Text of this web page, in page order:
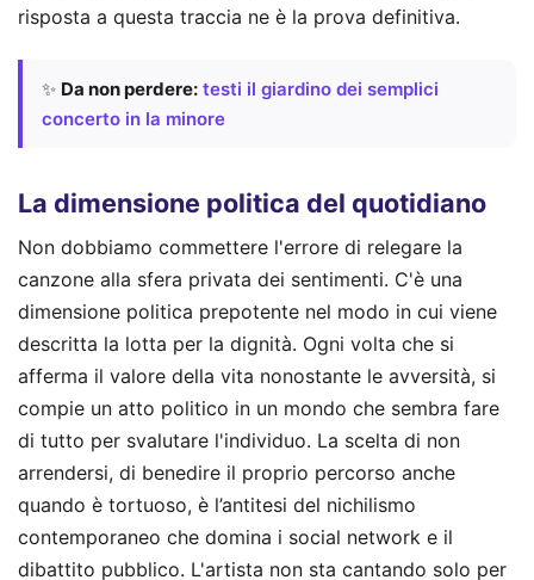
risposta a questa traccia ne è la prova definitiva.
✨ Da non perdere: testi il giardino dei semplici
concerto in la minore
La dimensione politica del quotidiano
Non dobbiamo commettere l'errore di relegare la
canzone alla sfera privata dei sentimenti. C'è una
dimensione politica prepotente nel modo in cui viene
descritta la lotta per la dignità. Ogni volta che si
afferma il valore della vita nonostante le avversità, si
compie un atto politico in un mondo che sembra fare
di tutto per svalutare l'individuo. La scelta di non
arrendersi, di benedire il proprio percorso anche
quando è tortuoso, è l’antitesi del nichilismo
contemporaneo che domina i social network e il
dibattito pubblico. L'artista non sta cantando solo per